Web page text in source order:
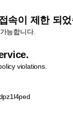
속이 제한 되
능합니다.
violations.